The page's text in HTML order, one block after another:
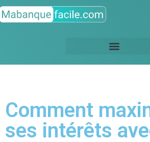
Comment
ses intérêts